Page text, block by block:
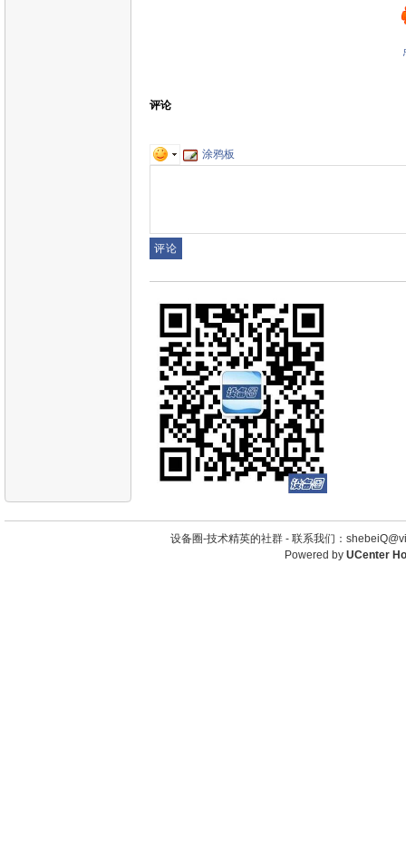
评论
涂鸦板
设备圈-技术精英的社群 - 联系我们：
Powered by UCenter